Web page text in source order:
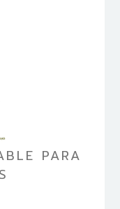
PARA